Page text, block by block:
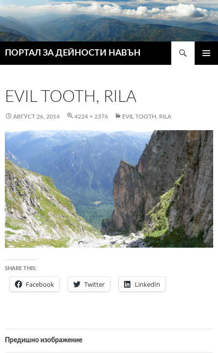
ПОРТАЛ ЗА ДЕЙНОСТИ НАВЪН
EVIL TOOTH, RILA
АВГУСТ 26, 2014 4224 × 2376 EVIL TOOTH, RILA
SHARE THIS:
Facebook Twitter LinkedIn
Предишно изображение